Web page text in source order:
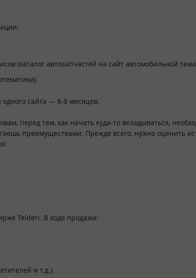
(каталог автозапчастей на сайт автомобильной
сайта — 6-8 месяцев.
перед тем, как начать куда-то вкладываться,
преимуществами. Прежде всего, нужно оценить
Telderi. В ходе продажи:
и т.д.).